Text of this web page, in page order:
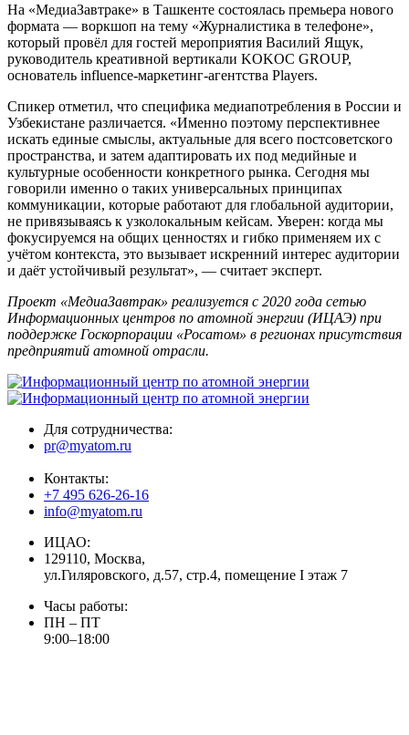
На «МедиаЗавтраке» в Ташкенте состоялась премьера нового
формата — воркшоп на тему «Журналистика в телефоне»,
который провёл для гостей мероприятия Василий Ящук,
руководитель креативной вертикали KOKOC GROUP,
основатель influence-маркетинг-агентства Players.
Спикер отметил, что специфика медиапотребления в России и
Узбекистане различается. «Именно поэтому перспективнее
искать единые смыслы, актуальные для всего постсоветского
пространства, и затем адаптировать их под медийные и
культурные особенности конкретного рынка. Сегодня мы
говорили именно о таких универсальных принципах
коммуникации, которые работают для глобальной аудитории,
не привязываясь к узколокальным кейсам. Уверен: когда мы
фокусируемся на общих ценностях и гибко применяем их с
учётом контекста, это вызывает искренний интерес аудитории
и даёт устойчивый результат», — считает эксперт.
Проект «МедиаЗавтрак» реализуется с 2020 года сетью
Информационных центров по атомной энергии (ИЦАЭ) при
поддержке Госкорпорации «Росатом» в регионах присутствия
предприятий атомной отрасли.
Для сотрудничества:
pr@myatom.ru
Контакты:
+7 495 626-26-16
info@myatom.ru
ИЦАО:
129110, Москва,
ул.Гиляровского, д.57, стр.4, помещение I этаж 7
Часы работы:
ПН – ПТ
9:00–18:00